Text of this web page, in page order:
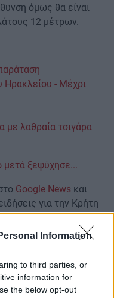
Information
to third parties, or
information for
the below opt-out
όμως θα είναι
12 μέτρων.
Ηρακλείου - Μέχρι
με λαθραία τσιγάρα
μετά ξεψύχησε...
Google News και
για την Κρήτη